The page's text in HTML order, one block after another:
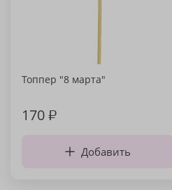
Топпер "8 марта"
170₽
Добавить